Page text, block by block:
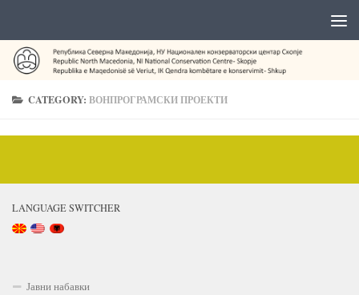
CATEGORY:ВОНПРОГРАМСКИ ПРОЕКТИ
LANGUAGE SWITCHER
Јавни набавки